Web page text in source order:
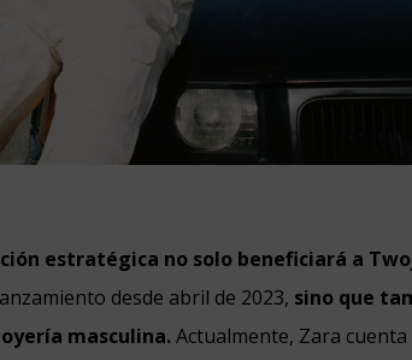
estratégica no solo beneficiará a
desde abril de 2023, sino que
masculina.Actualmente, Zara